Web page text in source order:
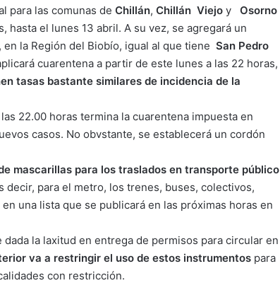
para las comunas de Chillán, Chillán Viejo y Osorno
hasta el lunes 13 abril. A su vez, se agregará un
, en la Región del Biobío, igual al que tiene San Pedro
cuarentena a partir de este lunes a las 22 horas,
tasas bastante similares de incidencia de la
22.00 horas termina la cuarentena impuesta en
casos. No obvstante, se establecerá un cordón
mascarillas para los traslados en transporte público
decir, para el metro, los trenes, buses, colectivos,
una lista que se publicará en las próximas horas en
la laxitud en entrega de permisos para circular en
va a restringir el uso de estos instrumentos para
con restricción.